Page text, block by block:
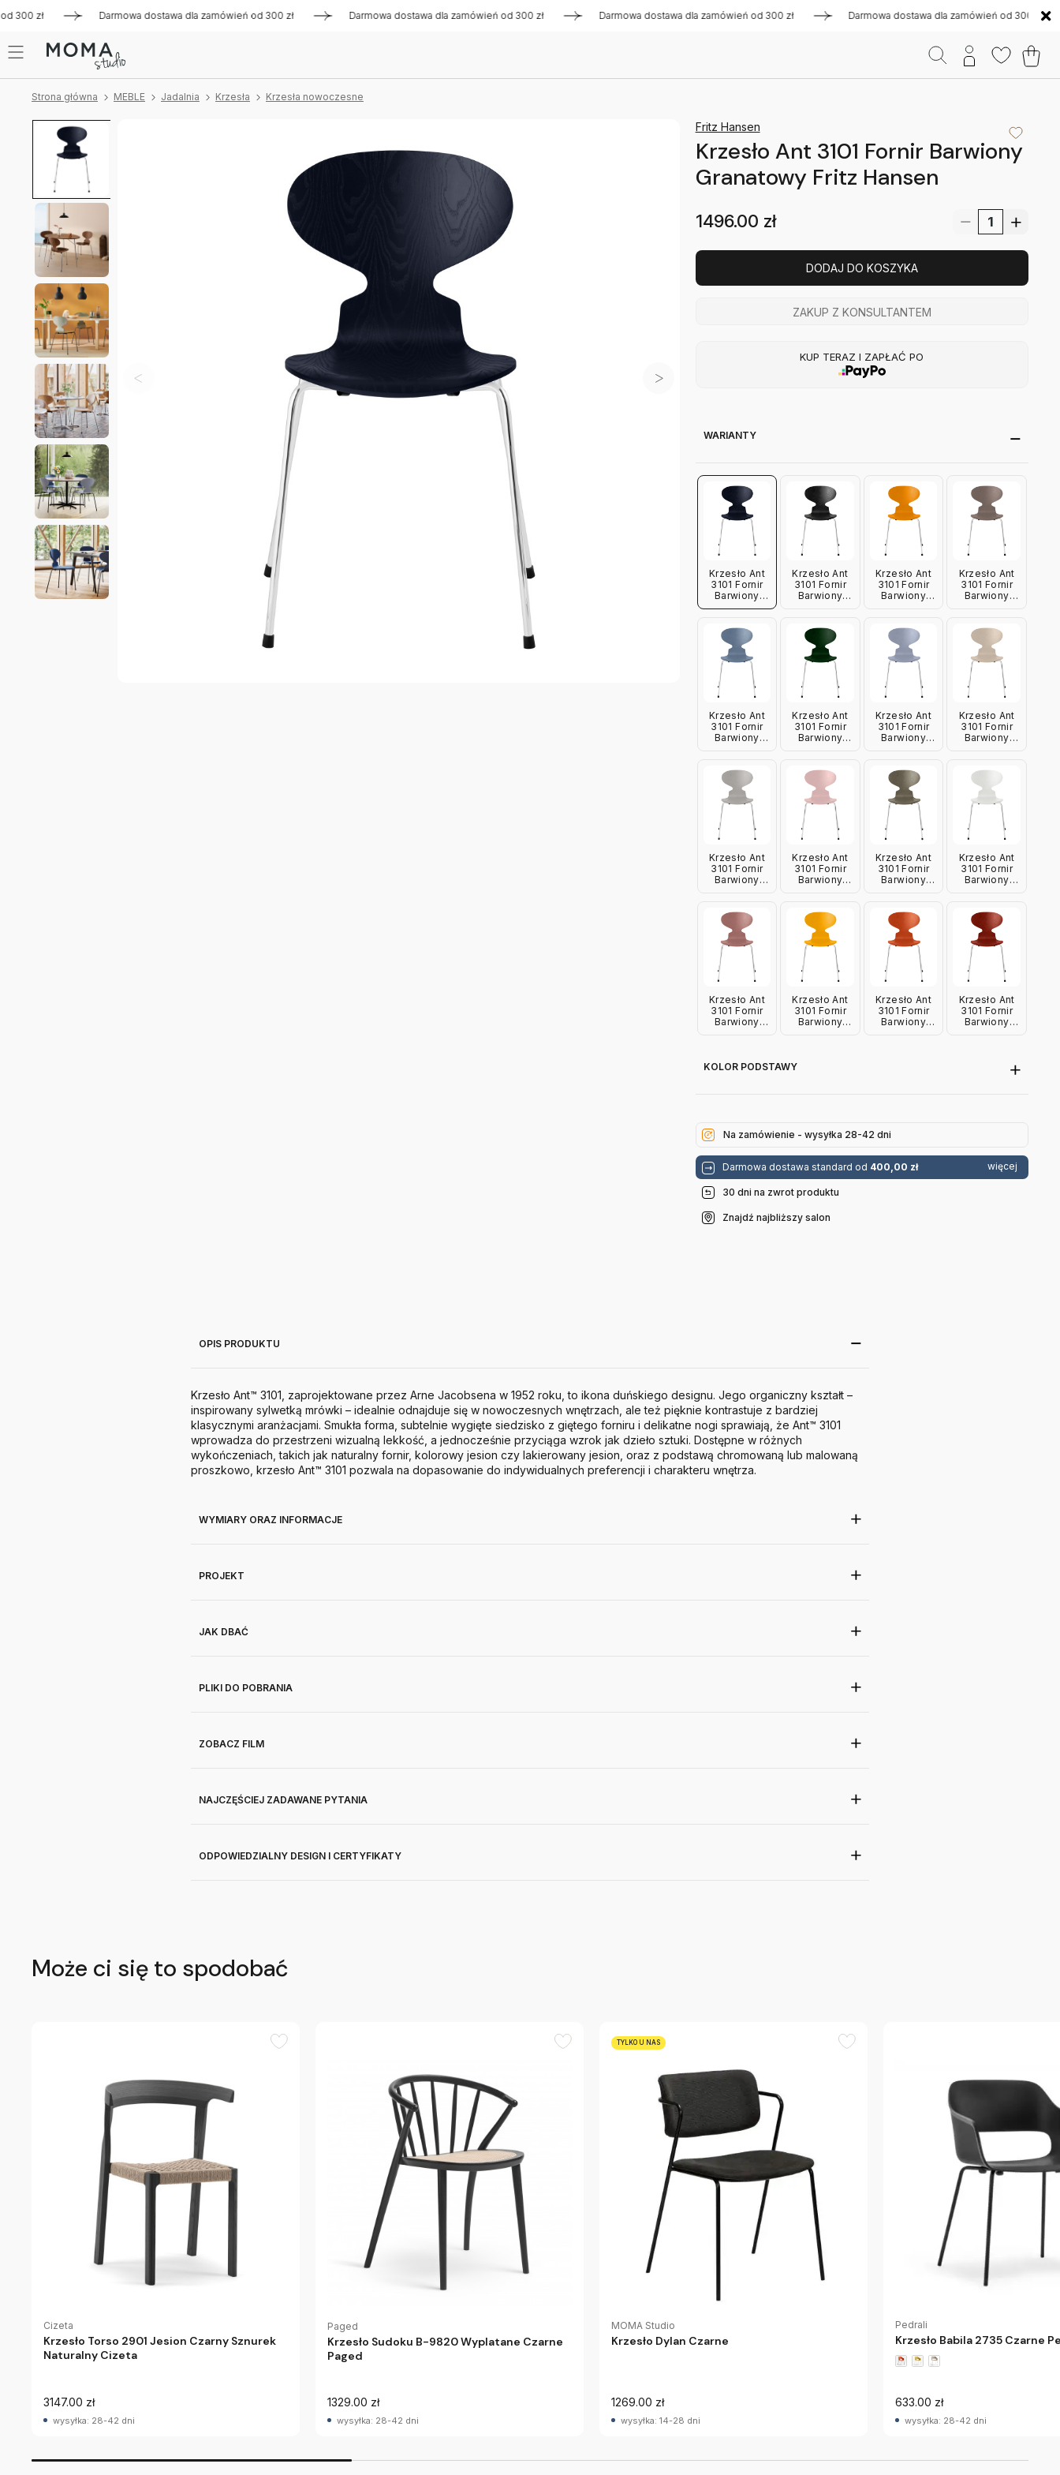
zł Darmowa dostawa dla zamówień od 300 zł Darmowa dostawa dla zamówień od 300 zł Darmowa dostawa dla zamówień od 300 zł Darmowa dostawa dla zamówień od 300 zł
Strona główna MEBLE Jadalnia Krzesła Krzesła nowoczesne
Fritz Hansen
Krzesło Ant 3101 Fornir Barwiony
Granatowy Fritz Hansen
1496.00 zł
DODAJ DO KOSZYKA
ZAKUP Z KONSULTANTEM
KUP TERAZ I ZAPŁAĆ PO
WARIANTY
Krzesło Ant
3101 Fornir
Barwiony
Granatowy
Krzesło Ant
3101 Fornir
Barwiony
Krzesło Ant
3101 Fornir
Barwiony
Krzesło Ant
3101 Fornir
Barwiony
Krzesło Ant
3101 Fornir
Barwiony
Hansen
Krzesło Ant
3101 Fornir
Barwiony
Krzesło Ant
3101 Fornir
Barwiony
Krzesło Ant
3101 Fornir
Barwiony
Krzesło Ant
3101 Fornir
Barwiony
Krzesło Ant
3101 Fornir
Barwiony
Krzesło Ant
3101 Fornir
Barwiony
Krzesło Ant
3101 Fornir
Barwiony
Krzesło Ant
3101 Fornir
Barwiony
Krzesło Ant
3101 Fornir
Barwiony
Krzesło Ant
3101 Fornir
Barwiony
Krzesło Ant
3101 Fornir
Barwiony
KOLOR PODSTAWY
Na zamówienie - wysyłka 28-42 dni
Darmowa dostawa standard od 400,00 zł więcej
30 dni na zwrot produktu
Znajdź najbliższy salon
OPIS PRODUKTU
Krzesło Ant™ 3101, zaprojektowane przez Arne Jacobsena w 1952 roku, to ikona duńskiego designu. Jego organiczny kształt –
inspirowany sylwetką mrówki – idealnie odnajduje się w nowoczesnych wnętrzach, ale też pięknie kontrastuje z bardziej
klasycznymi aranżacjami. Smukła forma, subtelnie wygięte siedzisko z giętego forniru i delikatne nogi sprawiają, że Ant™ 3101
wprowadza do przestrzeni wizualną lekkość, a jednocześnie przyciąga wzrok jak dzieło sztuki. Dostępne w różnych
wykończeniach, takich jak naturalny fornir, kolorowy jesion czy lakierowany jesion, oraz z podstawą chromowaną lub malowaną
proszkowo, krzesło Ant™ 3101 pozwala na dopasowanie do indywidualnych preferencji i charakteru wnętrza.
WYMIARY ORAZ INFORMACJE
PROJEKT
JAK DBAĆ
PLIKI DO POBRANIA
ZOBACZ FILM
NAJCZĘŚCIEJ ZADAWANE PYTANIA
ODPOWIEDZIALNY DESIGN I CERTYFIKATY
Może ci się to spodobać
Cizeta
Krzesło Torso 2901 Jesion Czarny Sznurek
Naturalny Cizeta
3147.00 zł
wysyłka: 28-42 dni
Paged
Krzesło Sudoku B-9820 Wyplatane Czarne
Paged
1329.00 zł
wysyłka: 28-42 dni
TYLKO U NAS
MOMA Studio
Krzesło Dylan Czarne
1269.00 zł
wysyłka: 14-28 dni
Pedrali
Krzesło Babila 2735 Czarne
633.00 zł
wysyłka: 28-42 dni